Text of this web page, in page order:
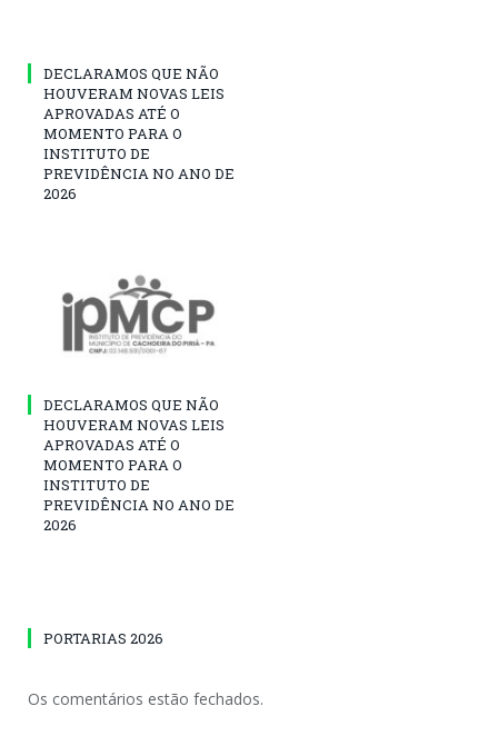
DECLARAMOS QUE NÃO
HOUVERAM NOVAS LEIS
APROVADAS ATÉ O
MOMENTO PARA O
INSTITUTO DE
PREVIDÊNCIA NO ANO DE
2026
DECLARAMOS QUE NÃO
HOUVERAM NOVAS LEIS
APROVADAS ATÉ O
MOMENTO PARA O
INSTITUTO DE
PREVIDÊNCIA NO ANO DE
2026
PORTARIAS 2026
Os comentários estão fechados.